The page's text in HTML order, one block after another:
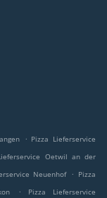
. Pizza Lieferservice
Oetwil an der
Neuenhof . Pizza
.
Pizza Lieferservice